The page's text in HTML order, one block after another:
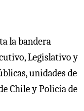
la bandera
Legislativo y
unidades de
Chile y Policía de